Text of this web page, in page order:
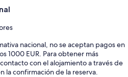
nacional, no se aceptan pagos en
1000 EUR. Para obtener más
con el alojamiento a través de
la confirmación de la reserva.